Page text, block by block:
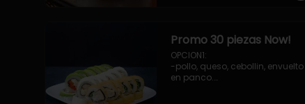
Promo 30 piezas Now!
OPCION1:
-pollo, queso, cebollin, envuelto
en panco.